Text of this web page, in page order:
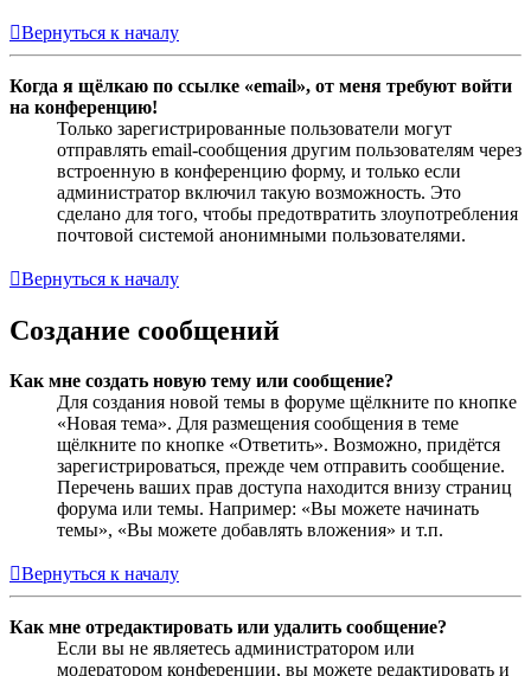
Вернуться к началу
Когда я щёлкаю по ссылке «email», от меня требуют войти
на конференцию!
Только зарегистрированные пользователи могут
отправлять email-сообщения другим пользователям через
встроенную в конференцию форму, и только если
администратор включил такую возможность. Это
сделано для того, чтобы предотвратить злоупотребления
почтовой системой анонимными пользователями.
Вернуться к началу
Создание сообщений
Как мне создать новую тему или сообщение?
Для создания новой темы в форуме щёлкните по кнопке
«Новая тема». Для размещения сообщения в теме
щёлкните по кнопке «Ответить». Возможно, придётся
зарегистрироваться, прежде чем отправить сообщение.
Перечень ваших прав доступа находится внизу страниц
форума или темы. Например: «Вы можете начинать
темы», «Вы можете добавлять вложения» и т.п.
Вернуться к началу
Как мне отредактировать или удалить сообщение?
Если вы не являетесь администратором или
модератором конференции, вы можете редактировать и